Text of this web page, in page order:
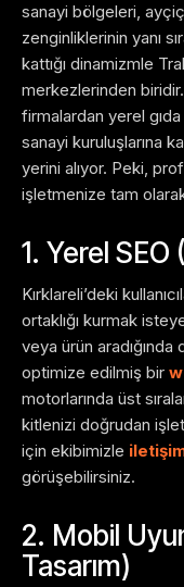
sanayi bölgeleri,
zenginliklerinin yanı
kattığı dinamizmle
merkezlerinden
firmalardan yerel
sanayi kuruluşlarına
yerini alıyor. Peki,
işletmenize tam
1. Yerel SEO
Kırklareli’deki
ortaklığı kurmak
veya ürün
optimize edilmiş bir
motorlarında üst
kitlenizi doğrudan
için ekibimizle
görüşebilirsiniz.
2. Mobil
Tasarım)